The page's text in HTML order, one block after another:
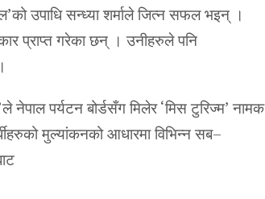
उपाधि सन्ध्या शर्माले जित्न सफल भइन् ।
प्राप्त गरेका छन् । उनीहरुले पनि
नेपाल पर्यटन बोर्डसँग मिलेर ‘मिस टुरिज्म’ नामक
मुल्यांकनको आधारमा विभिन्न सब–